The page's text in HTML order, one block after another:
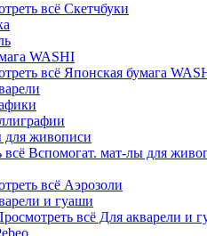
всё Скетчбуки
WASHI
всё Японская бумага
для живописи
всё Вспомогат. мат-лы для
всё Аэрозоли
и гуаши
всё Для акварели и